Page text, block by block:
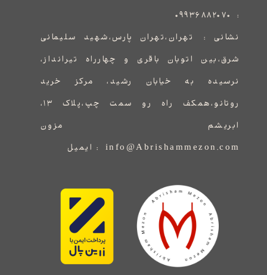
: ۰۹۹۳۶۸۸۲۰۷۰
نشانی : ​​​​​​​​​​​​​​تهران،تهران پارس،شهید سلیمانی
شرق،بین اتوبان باقری و چهارراه تیرانداز،
نرسیده به خیابان رشید، مرکز خرید
روتانو،همکف راه رو سمت چپ،پلاک ۱۳،
ابریشم مزون
info@Abrishammezon.com : ایمیل